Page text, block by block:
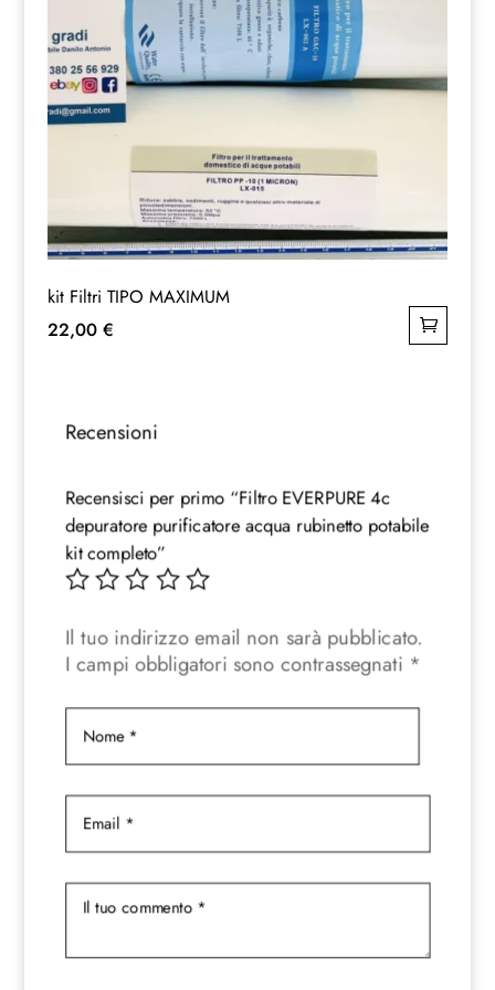
kit Filtri TIPO MAXIMUM
22,00 €
Recensioni
Recensisci per primo “Filtro EVERPURE 4c
depuratore purificatore acqua rubinetto potabile
kit completo”
Il tuo indirizzo email non sarà pubblicato.
I campi obbligatori sono contrassegnati *